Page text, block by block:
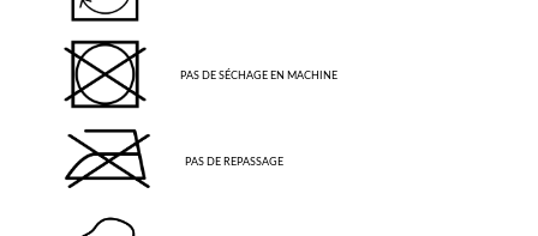
SÉCHAGE
PAS DE SÉCHAGE EN MACHINE
REPASSAGE
PAS DE REPASSAGE